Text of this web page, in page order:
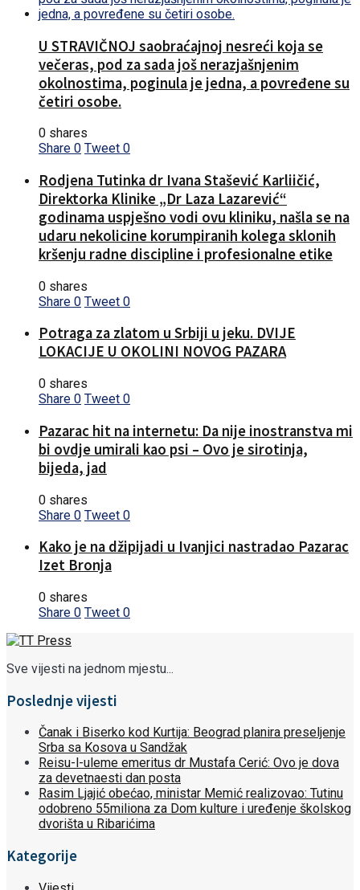
U STRAVIČNOJ saobraćajnoj nesreći koja se
večeras, pod za sada još nerazjašnjenim
okolnostima, poginula je jedna, a povređene su
četiri osobe.
0 shares
Share 0 Tweet 0
Rodjena Tutinka dr Ivana Stašević Karliičić,
Direktorka Klinike „Dr Laza Lazarević“
godinama uspješno vodi ovu kliniku, našla se na
udaru nekolicine korumpiranih kolega sklonih
kršenju radne discipline i profesionalne etike
0 shares
Share 0 Tweet 0
Potraga za zlatom u Srbiji u jeku. DVIJE
LOKACIJE U OKOLINI NOVOG PAZARA
0 shares
Share 0 Tweet 0
Pazarac hit na internetu: Da nije inostranstva mi
bi ovdje umirali kao psi – Ovo je sirotinja,
bijeda, jad
0 shares
Share 0 Tweet 0
Kako je na džipijadi u Ivanjici nastradao Pazarac
Izet Bronja
0 shares
Share 0 Tweet 0
Sve vijesti na jednom mjestu...
Poslednje vijesti
Čanak i Biserko kod Kurtija: Beograd planira preseljenje
Srba sa Kosova u Sandžak
Reisu-l-uleme emeritus dr Mustafa Cerić: Ovo je dova
za devetnaesti dan posta
Rasim Ljajić obećao, ministar Memić realizovao: Tutinu
odobreno 55miliona za Dom kulture i uređenje školskog
dvorišta u Ribarićima
Kategorije